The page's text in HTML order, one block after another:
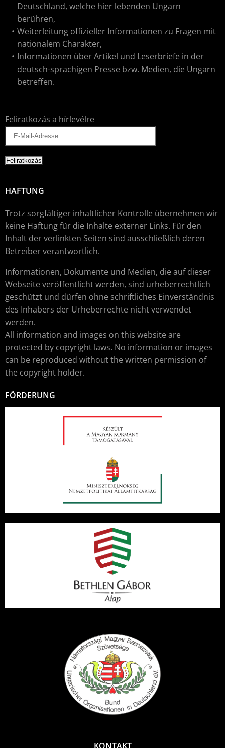
Deutschland, welche hier lebenden Ungarn
berühren,
Weiterleitung offizieller Informationen zu Fragen mit
nationalem Charakter,
Informationen über Artikel und Leserbriefe in der
deutsch-sprachigen Presse bzw. Medien, die Ungarn
betreffen.
Feliratkozás a hírlevélre
HAFTUNG
Trotz sorgfältiger inhaltlicher Kontrolle übernehmen wir
keine Haftung für die Inhalte externer Links. Für den
Inhalt der verlinkten Seiten sind ausschließlich deren
Betreiber verantwortlich.
Informationen, Dokumente und Medien, die auf dieser
Webseite veröffentlicht werden, sind urheberrechtlich
geschützt und dürfen ohne schriftliches Einverständnis
des Inhabers der Urheberrechte nicht verwendet
werden.
All information and images on this website are
protected by copyright laws. No information or images
can be reproduced without the written permission of
the copyright holder.
FÖRDERUNG
KONTAKT